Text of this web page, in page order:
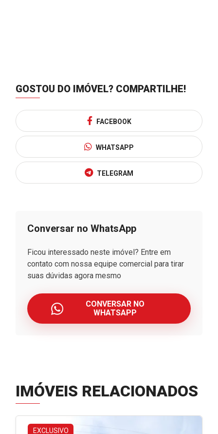
Conversar no WhatsApp
Ficou interessado neste imóvel? Entre em
contato com nossa equipe comercial para tirar
suas dúvidas agora mesmo
CONVERSAR NO
WHATSAPP
GOSTOU DO IMÓVEL? COMPARTILHE!
FACEBOOK
WHATSAPP
TELEGRAM
IMÓVEIS RELACIONADOS
EXCLUSIVO